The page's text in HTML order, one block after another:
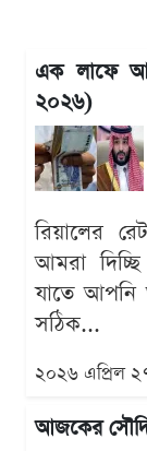
এক লাফে
২০২৬)
রিয়ালের
আমরা
যাতে আপনি
সঠিক...
২০২৬ এপ্রিল
আজকের